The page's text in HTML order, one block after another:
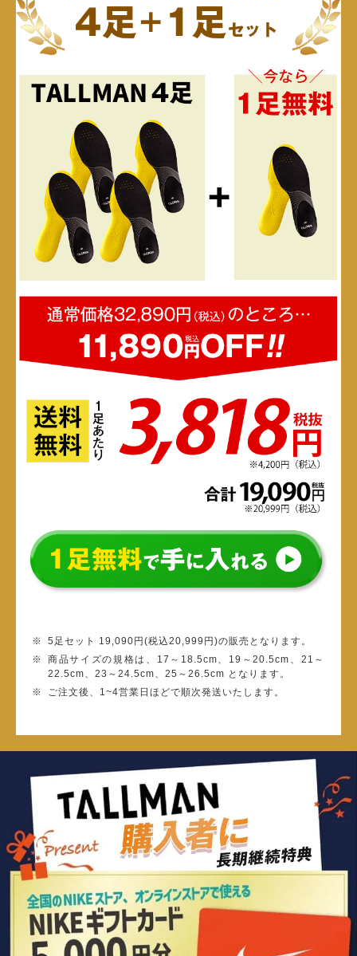
5足セット 19,090円(税込20,999円)の販売となります。
商品サイズの規格は、17～18.5cm、19～20.5cm、21～
22.5cm、23～24.5cm、25～26.5cm となります。
ご注文後、1~4営業日ほどで順次発送いたします。